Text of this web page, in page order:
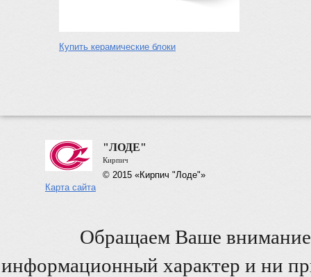
Купить керамические блоки
"ЛОДЕ"
Кирпич
© 2015 «Кирпич "Лоде"»
Карта сайта
Обращаем Ваше внимание
информационный характер и ни